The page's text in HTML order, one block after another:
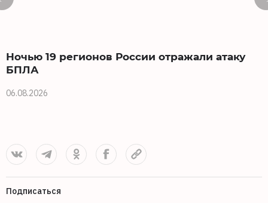
Ночью 19 регионов России отражали атаку
БПЛА
06.08.2026
Подписаться